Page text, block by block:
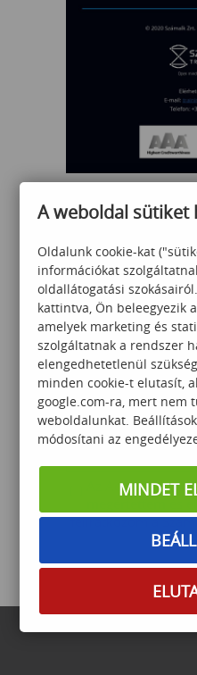
VISSZA AZ
Megosztom
HÍRLEVÉL
Adatvédelmi
feliratkozom a
A weboldal sütiket
Oldalunk cookie-kat
információkat
oldallátogatási
kattintva, Ön beleegyezik
amelyek marketing és
szolgáltatnak a rendszer
elengedhetetlenül
minden cookie-t elutasít,
google.com-ra, mert nem
weboldalunkat.
módosítani az
MINDET